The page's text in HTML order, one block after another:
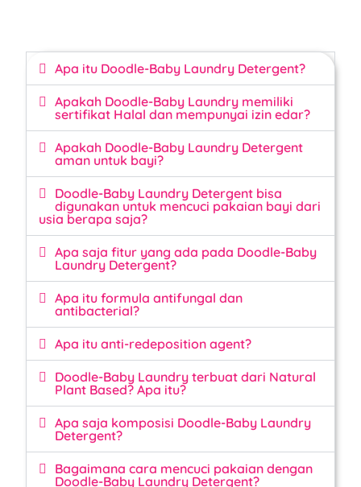
Apa itu Doodle-Baby Laundry Detergent?
Apakah Doodle-Baby Laundry memiliki
sertifikat Halal dan mempunyai izin edar?
Apakah Doodle-Baby Laundry Detergent
aman untuk bayi?
Doodle-Baby Laundry Detergent bisa
digunakan untuk mencuci pakaian bayi dari
usia berapa saja?
Apa saja fitur yang ada pada Doodle-Baby
Laundry Detergent?
Apa itu formula antifungal dan
antibacterial?
Apa itu anti-redeposition agent?
Doodle-Baby Laundry terbuat dari Natural
Plant Based? Apa itu?
Apa saja komposisi Doodle-Baby Laundry
Detergent?
Bagaimana cara mencuci pakaian dengan
Doodle-Baby Laundry Detergent?